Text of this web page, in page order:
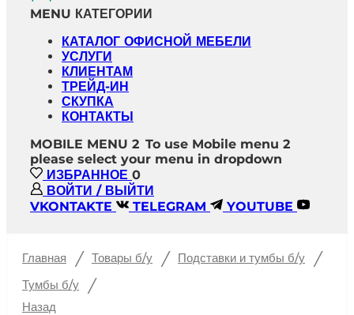
MENU КАТЕГОРИИ
КАТАЛОГ ОФИСНОЙ МЕБЕЛИ
УСЛУГИ
КЛИЕНТАМ
ТРЕЙД-ИН
СКУПКА
КОНТАКТЫ
MOBILE MENU 2 To use Mobile menu 2
please select your menu in dropdown
ИЗБРАННОЕ 0
ВОЙТИ / ВЫЙТИ
VKONTAKTE
TELEGRAM YOUTUBE
Главная / Товары б/у / Подставки и тумбы б/у /
Тумбы б/у /
Назад